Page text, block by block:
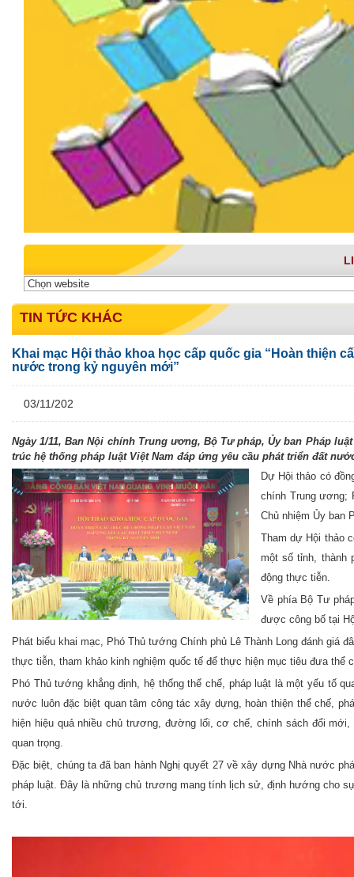
TIN TỨC KHÁC
Khai mạc Hội thảo khoa học cấp quốc gia “Hoàn thiện
nước trong kỷ nguyên mới”
03/11/202
Ngày 1/11, Ban Nội chính Trung ương, Bộ Tư pháp, Ủy ban Pháp
trúc hệ thống pháp luật Việt Nam đáp ứng yêu cầu phát triển đất
Dự Hội thảo có
chính Trung ương;
Chủ nhiệm Ủy ban
Tham dự Hội thảo
một số tỉnh, thành
động thực tiễn.
Về phía Bộ Tư
được công bố tại
Phát biểu khai mạc, Phó Thủ tướng Chính phủ Lê Thành Long đánh giá
thực tiễn, tham khảo kinh nghiệm quốc tế để thực hiện mục tiêu đưa
Phó Thủ tướng khẳng định, hệ thống thể chế, pháp luật là một yếu tố
nước luôn đặc biệt quan tâm công tác xây dựng, hoàn thiện thể chế,
hiện hiệu quả nhiều chủ trương, đường lối, cơ chế, chính sách đổi
quan trọng.
Đặc biệt, chúng ta đã ban hành Nghị quyết 27 về xây dựng Nhà nước
pháp luật. Đây là những chủ trương mang tính lịch sử, định hướng cho
tới.